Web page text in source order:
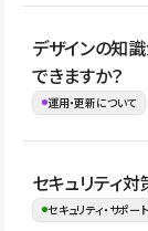
ない段階でも、
お問合せはこちら
公開ページ数、
管理の有無など
ージをご覧くださ
デザインの知
できますか？
運用・更新について
はい。CMSやコ
ことで、デザイ
セキュリティ対
セキュリティ・サポー